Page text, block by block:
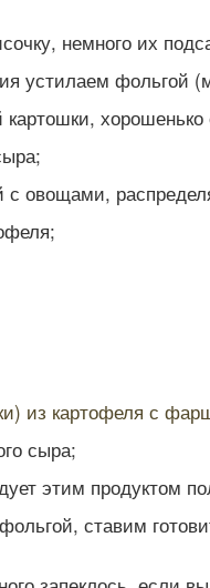
немного их
устилаем фольгой
овощами,
из картофеля с
сыра;
этим продуктом
ставим